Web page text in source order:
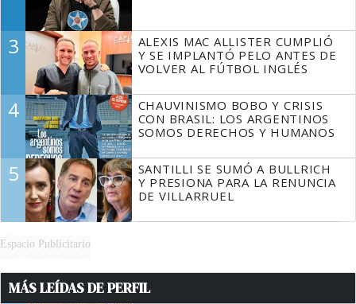
3
ALEXIS MAC ALLISTER CUMPLIÓ
Y SE IMPLANTÓ PELO ANTES DE
VOLVER AL FÚTBOL INGLÉS
4
CHAUVINISMO BOBO Y CRISIS
CON BRASIL: LOS ARGENTINOS
SOMOS DERECHOS Y HUMANOS
5
SANTILLI SE SUMÓ A BULLRICH
Y PRESIONA PARA LA RENUNCIA
DE VILLARRUEL
Espacio Publicitario
MÁS LEÍDAS DE PERFIL